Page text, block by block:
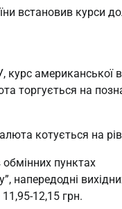
встановив курси
курс американської
торгується на
котується на
пунктах
напередодні
12,15 грн.